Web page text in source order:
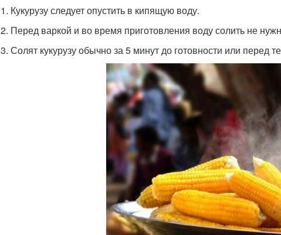
1. Кукурузу следует опустить в кипящую воду.
2. Перед варкой и во время приготовления воду солить не
3. Солят кукурузу обычно за 5 минут до готовности или перед